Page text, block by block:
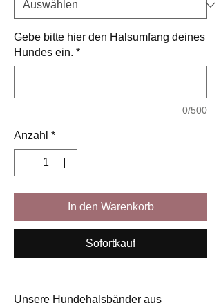
Gebe bitte hier den Halsumfang deines
Hundes ein. *
0/500
Anzahl *
In den Warenkorb
Sofortkauf
Unsere Hundehalsbänder aus